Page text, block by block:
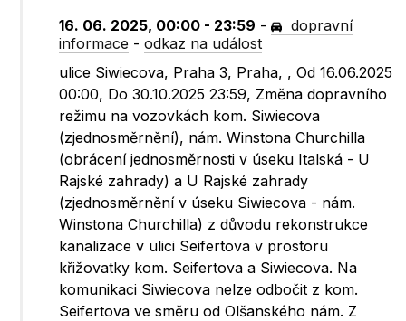
16. 06. 2025, 00:00 - 23:59 -
dopravní
informace -odkaz na událost
ulice Siwiecova, Praha 3, Praha, , Od 16.06.2025
00:00, Do 30.10.2025 23:59, Změna dopravního
režimu na vozovkách kom. Siwiecova
(zjednosměrnění), nám. Winstona Churchilla
(obrácení jednosměrnosti v úseku Italská - U
Rajské zahrady) a U Rajské zahrady
(zjednosměrnění v úseku Siwiecova - nám.
Winstona Churchilla) z důvodu rekonstrukce
kanalizace v ulici Seifertova v prostoru
křižovatky kom. Seifertova a Siwiecova. Na
komunikaci Siwiecova nelze odbočit z kom.
Seifertova ve směru od Olšanského nám. Z